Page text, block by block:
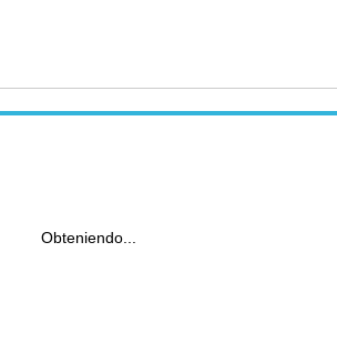
Obteniendo...